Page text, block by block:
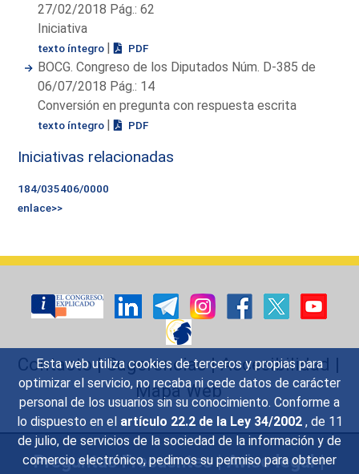
Esta web utiliza cookies de terceros y propias para
optimizar el servicio, no recaba ni cede datos de carácter
personal de los usuarios sin su conocimiento. Conforme a
lo dispuesto en el artículo 22.2 de la Ley 34/2002 , de 11
de julio, de servicios de la sociedad de la información y de
comercio electrónico, pedimos su permiso para obtener
27/02/2018 Pág.: 62
Iniciativa
texto íntegro | PDF
BOCG. Congreso de los Diputados Núm. D-385 de
06/07/2018 Pág.: 14
Conversión en pregunta con respuesta escrita
texto íntegro | PDF
Iniciativas relacionadas
184/035406/0000
enlace>>
Contacto|Sugerencias|Accesibilidad |
Mapa Web
Preguntas Frecuentes|Aviso legal|